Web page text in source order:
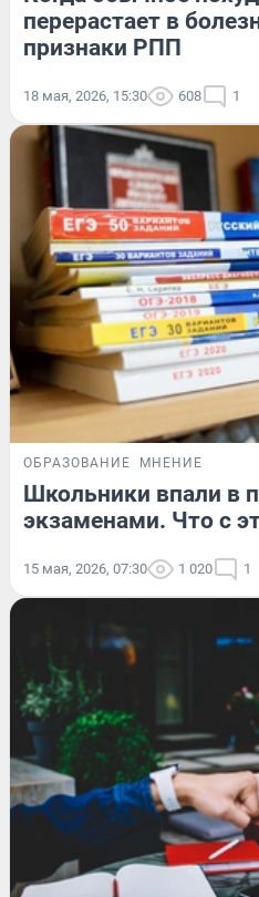
перерастает в
признаки РПП
18 мая, 2026, 15:30 608 1
ОБРАЗОВАНИЕ МНЕНИЕ
Школьники впали в
экзаменами. Что с
15 мая, 2026, 07:30 1 020 1